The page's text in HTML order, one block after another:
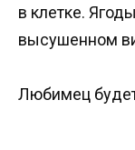
в клетке.
высушенном
Любимец